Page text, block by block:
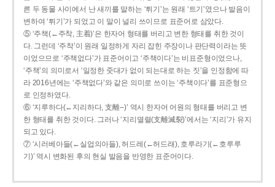
른 두 동물 사이에서 난 새끼를 말하는 ‘튀기’는 원래 ‘트기’였으나 발음이
변하여 ‘튀기’가 되었고 이 말이 널리 쓰이므로 표준어로 삼았다.
⑤ ‘주책(←주착, 主着)’은 한자어 형태를 버리고 변한 형태를 취한 것이
다. 그런데 ‘주착’이 원래 일정하게 자리 잡힌 주장이나 판단력이라는 뜻
이었으므로 ‘주책없다’가 표준어이고 ‘주책이다’는 비표준형이었으나,
‘주책’의 의미로서 ‘일정한 줏대가 없이 되는대로 하는 짓’을 인정함에 따
라 2016년에는 ‘주책없다’와 같은 의미로 쓰이는 ‘주책이다’를 표준형으
로 인정하였다.
⑥ ‘지루하다(←지리하다, 支離--)’ 역시 한자어 어원의 형태를 버리고 변
한 형태를 취한 것이다. 그러나 ‘지리멸렬(支離滅裂)’에서는 ‘지리’가 유지
되고 있다.
⑦ ‘시러베아들(←실업의아들), 허드레(←허드래), 호루라기(←호루루
기)’ 역시 변화된 후의 현실 발음을 반영한 표준어이다.